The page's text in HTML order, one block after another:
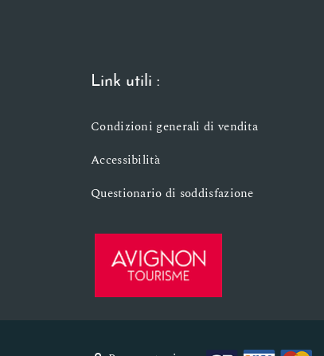
Link utili :
Condizioni generali di vendita
Accessibilità
Questionario di soddisfazione